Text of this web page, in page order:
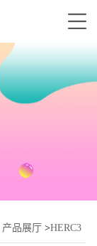
产品展厅 >HERC3